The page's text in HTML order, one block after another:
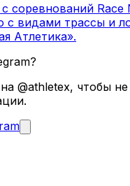
соревнований Race
с видами трассы и
Атлетика».
@athletex, чтобы не